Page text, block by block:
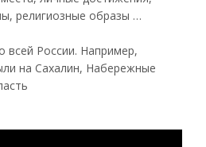
религиозные образы …
всей России. Например,
на Сахалин, Набережные